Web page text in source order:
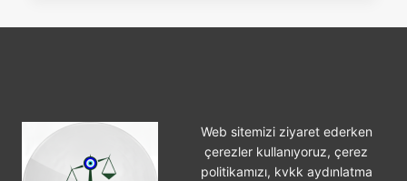
Web sitemizi ziyaret ederken
çerezler kullanıyoruz, çerez
politikamızı, kvkk aydınlatma